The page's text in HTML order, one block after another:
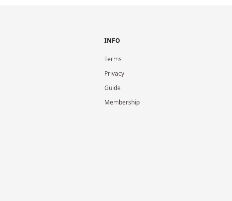
INFO
Terms
Privacy
Guide
Membership